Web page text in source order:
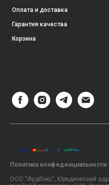
Оплата и доставка
Гарантия качества
Корзина
Политика конфеденциальности
ООО "Фудбокс", Юридический